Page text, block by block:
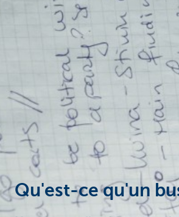
Entrepreneurs
Qu'est-ce qu'un